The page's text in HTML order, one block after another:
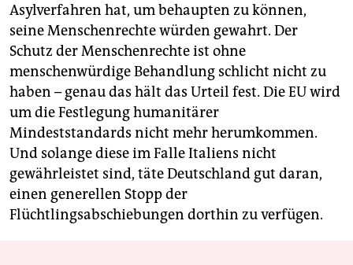
Asylverfahren hat, um behaupten zu können,
seine Menschenrechte würden gewahrt. Der
Schutz der Menschenrechte ist ohne
menschenwürdige Behandlung schlicht nicht zu
haben – genau das hält das Urteil fest. Die EU wird
um die Festlegung humanitärer
Mindeststandards nicht mehr herumkommen.
Und solange diese im Falle Italiens nicht
gewährleistet sind, täte Deutschland gut daran,
einen generellen Stopp der
Flüchtlingsabschiebungen dorthin zu verfügen.